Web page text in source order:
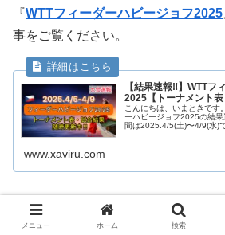
『WTTフィーダーハビージョフ2025
事をご覧ください。
【結果速報‼︎】WTTフ
2025【トーナメント表
こんにちは、いまときです
ーハビージョフ2025の結
間は2025.4/5(土)〜4/9(水)
www.xaviru.com
メニュー ホーム 検索